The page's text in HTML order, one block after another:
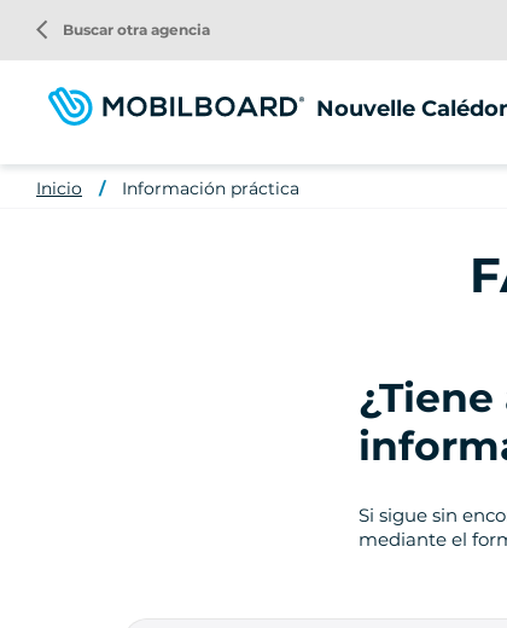
contenido
principal
Nouvelle
arrow_back_ios Buscar otra agencia
Inicio Información práctica
Si sigue sin
mediante el